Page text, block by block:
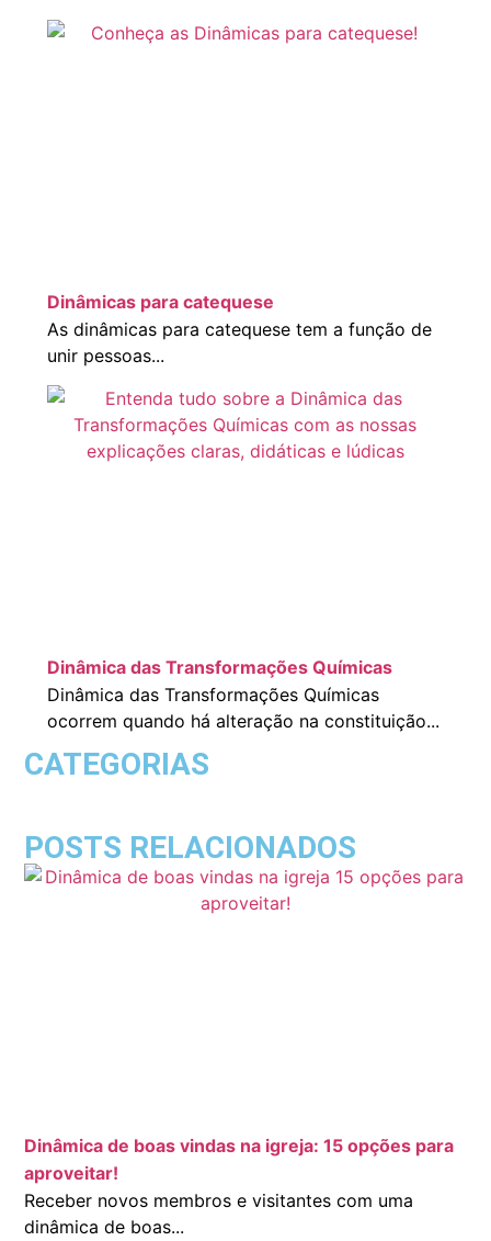
Dinâmicas para catequese
As dinâmicas para catequese tem a função de
unir pessoas...
Dinâmica das Transformações Químicas
Dinâmica das Transformações Químicas
ocorrem quando há alteração na constituição...
CATEGORIAS
POSTS RELACIONADOS
Dinâmica de boas vindas na igreja: 15 opções para
aproveitar!
Receber novos membros e visitantes com uma
dinâmica de boas...